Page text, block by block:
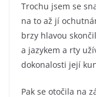
Trochu jsem se
na to až jí
brzy hlavou
a jazykem a rty
dokonalosti její
Pak se otočila na